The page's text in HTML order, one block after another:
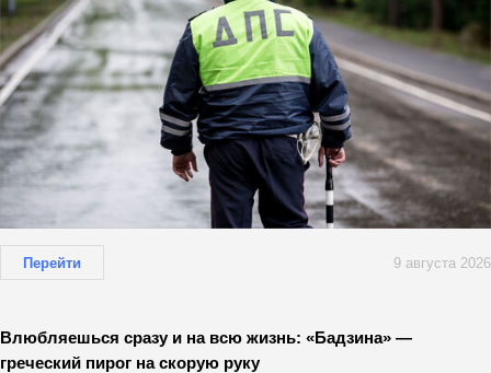
Перейти 9 августа 2026
Влюбляешься сразу и на всю жизнь: «Бадзина» —
греческий пирог на скорую руку